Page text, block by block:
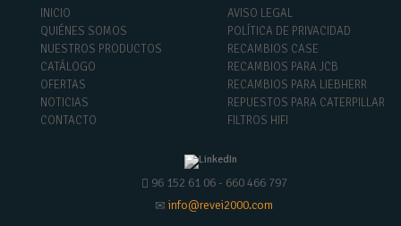
INICIO
QUIÉNES SOMOS
NUESTROS PRODUCTOS
CATÁLOGO
OFERTAS
NOTICIAS
CONTACTO
AVISO LEGAL
POLÍTICA DE PRIVACIDAD
RECAMBIOS CASE
RECAMBIOS PARA JCB
RECAMBIOS PARA LIEBHERR
REPUESTOS PARA CATERPILLAR
FILTROS HIFI
96 152 61 06 - 660 466 797
info@revei2000.com